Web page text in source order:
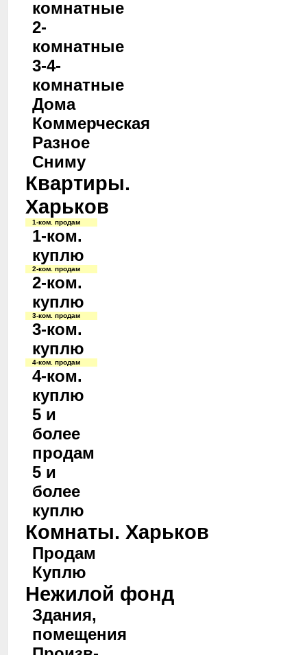
комнатные
2-
комнатные
3-4-
комнатные
Дома
Коммерческая
Разное
Сниму
Квартиры.
Харьков
1-ком. продам
1-ком.
куплю
2-ком. продам
2-ком.
куплю
3-ком. продам
3-ком.
куплю
4-ком. продам
4-ком.
куплю
5 и
более
продам
5 и
более
куплю
Комнаты. Харьков
Продам
Куплю
Нежилой фонд
Здания,
помещения